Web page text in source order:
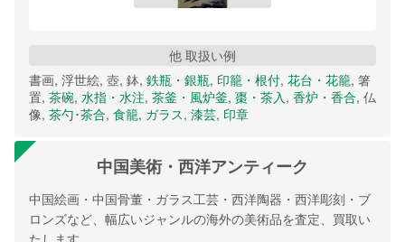
他 取扱い例
書画, 浮世絵, 壺, 鉢, 鉄瓶・銀瓶, 印籠・根付, 花台・花籠, 箸
置, 茶碗, 水指・水注, 茶釜・風炉釜, 棗・茶入, 香炉・香合, 仏
像, 茶勺･茶合, 食籠, ガラス, 漆芸, 印章
中国美術・西洋アンティーク
中国絵画・中国骨董・ガラス工芸・西洋陶器・西洋彫刻・ブ
ロンズなど、幅広いジャンルの海外の美術品を査定、買取い